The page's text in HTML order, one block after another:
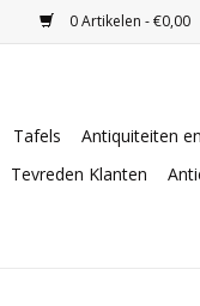
0 Artikelen - €0,00
Tafels
Antiquiteiten
Tevreden Klanten